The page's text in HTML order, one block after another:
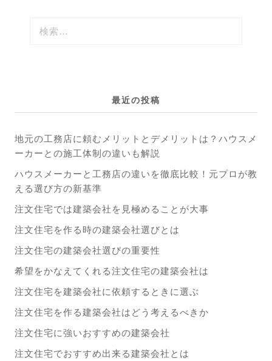
最近の投稿
地元の工務店に頼むメリットとデメリットは？ハウスメ
ーカーとの施工体制の違いも解説
ハウスメーカーと工務店の違いを徹底比較！元プロが教
える選び方の新基準
注文住宅では建築会社を見極めることが大事
注文住宅を作る時の建築会社選びとは
注文住宅の建築会社選びの重要性
希望をかなえてくれる注文住宅の建築会社は
注文住宅を建築会社に依頼するときに選ぶ
注文住宅を作る建築会社はどう考えるべきか
注文住宅に強いおすすめの建築会社
注文住宅でおすすめ出来る建築会社とは